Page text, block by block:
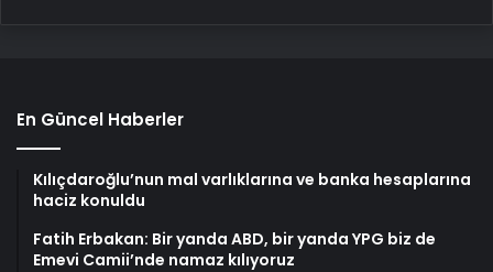
En Güncel Haberler
Kılıçdaroğlu’nun mal varlıklarına ve banka hesaplarına
haciz konuldu
Fatih Erbakan: Bir yanda ABD, bir yanda YPG biz de
Emevi Camii’nde namaz kılıyoruz